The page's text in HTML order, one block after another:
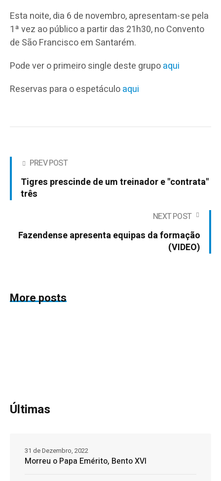
Esta noite, dia 6 de novembro, apresentam-se pela
1ª vez ao público a partir das 21h30, no Convento
de São Francisco em Santarém.
Pode ver o primeiro single deste grupoaqui
Reservas para o espetáculoaqui
PREV POST
Tigres prescinde de um treinador e "contrata"
três
NEXT POST
Fazendense apresenta equipas da formação
(VIDEO)
More posts
Últimas
Morreu o Papa Emérito, Bento XVI
31 de Dezembro, 2022